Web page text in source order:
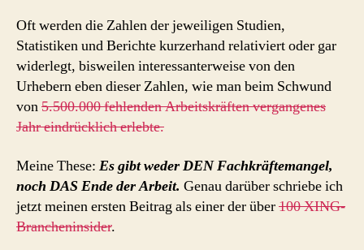
Oft werden die Zahlen der jeweiligen Studien,
Statistiken und Berichte kurzerhand relativiert oder gar
widerlegt, bisweilen interessanterweise von den
Urhebern eben dieser Zahlen, wie man beim Schwund
von5.500.000 fehlenden Arbeitskräften vergangenes
Jahr eindrücklich erlebte.
Meine These: Es gibt weder DEN Fachkräftemangel,
noch DAS Ende der Arbeit. Genau darüber schriebe ich
jetzt meinenersten Beitrag als einer der über100 XING-
Brancheninsider.